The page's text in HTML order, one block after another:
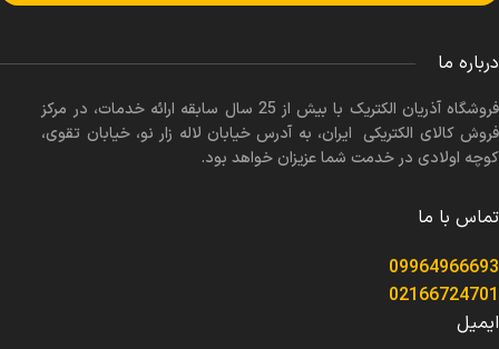
درباره ما
فروشگاه آذریان الکتریک با بیش از 25 سال سابقه ارائه خدمات، در مرکز
فروش کالای الکتریکی ایران، به آدرس خیابان لاله زار نو، خیابان تقوی،
کوچه اولادی در خدمت شما عزیزان خواهد بود.
تماس با ما
09964966693
02166724701
ایمیل